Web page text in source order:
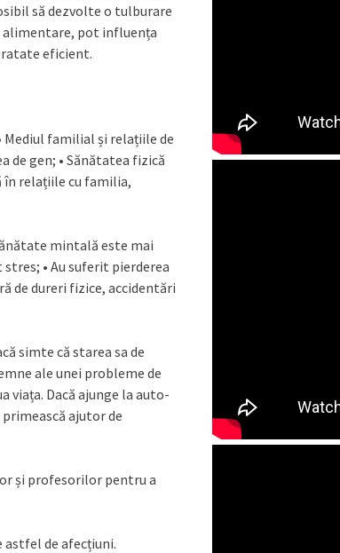
să dezvolte o tulburare
alimentare, pot influența
eficient.
familial și relațiile de
de gen; • Sănătatea fizică
în relațiile cu familia,
mintală este mai
• Au suferit pierderea
de dureri fizice, accidentări
simte că starea sa de
ale unei probleme de
viața. Dacă ajunge la auto-
ajutor de
și profesorilor pentru a
de afecțiuni.